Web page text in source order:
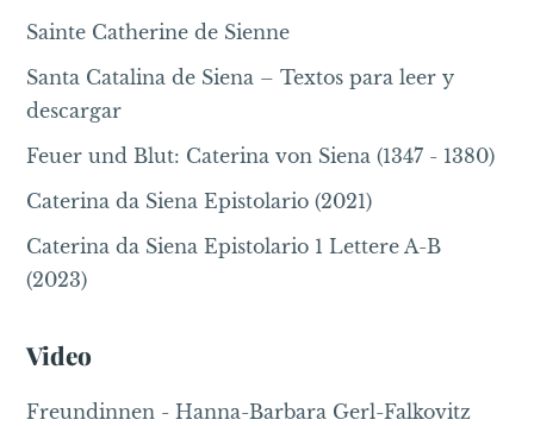
Sainte Catherine de Sienne
Santa Catalina de Siena – Textos para leer y
descargar
Feuer und Blut: Caterina von Siena (1347 - 1380)
Caterina da Siena Epistolario (2021)
Caterina da Siena Epistolario 1 Lettere A-B
(2023)
Video
Freundinnen - Hanna-Barbara Gerl-Falkovitz